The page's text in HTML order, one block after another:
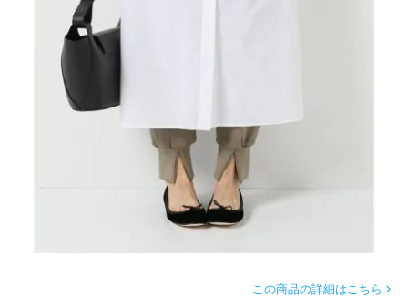
この商品の詳細はこちら